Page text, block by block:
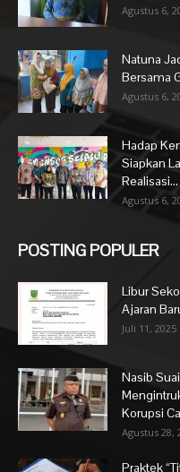
Agustus 6,
Natuna
Bersama
Agustus 6,
Hadap
Siapkan
Realisasi...
Agustus 6,
POSTING POPULER
Libur
Ajaran
Juli 11, 2025
Nasib
Korupsi
Agustus 28,
Praktek